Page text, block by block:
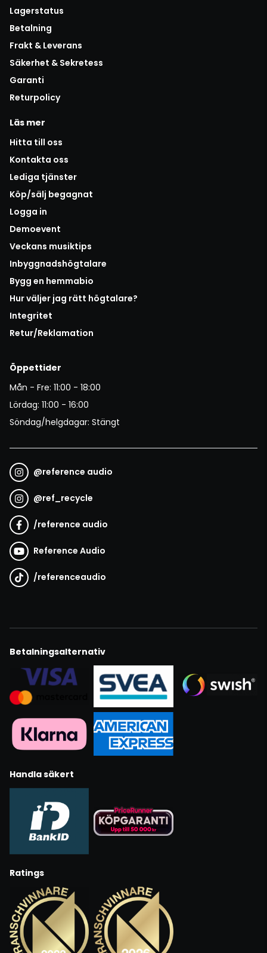
Lagerstatus
Betalning
Frakt & Leverans
Säkerhet & Sekretess
Garanti
Returpolicy
Läs mer
Hitta till oss
Kontakta oss
Lediga tjänster
Köp/sälj begagnat
Logga in
Demoevent
Veckans musiktips
Inbyggnadshögtalare
Bygg en hemmabio
Hur väljer jag rätt högtalare?
Integritet
Retur/Reklamation
Öppettider
Mån - Fre: 11:00 - 18:00
Lördag: 11:00 - 16:00
Söndag/helgdagar: Stängt
@reference audio
@ref_recycle
/reference audio
Reference Audio
/referenceaudio
Betalningsalternativ
Handla säkert
Ratings